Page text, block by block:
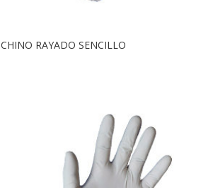
CHINO RAYADO SENCILLO